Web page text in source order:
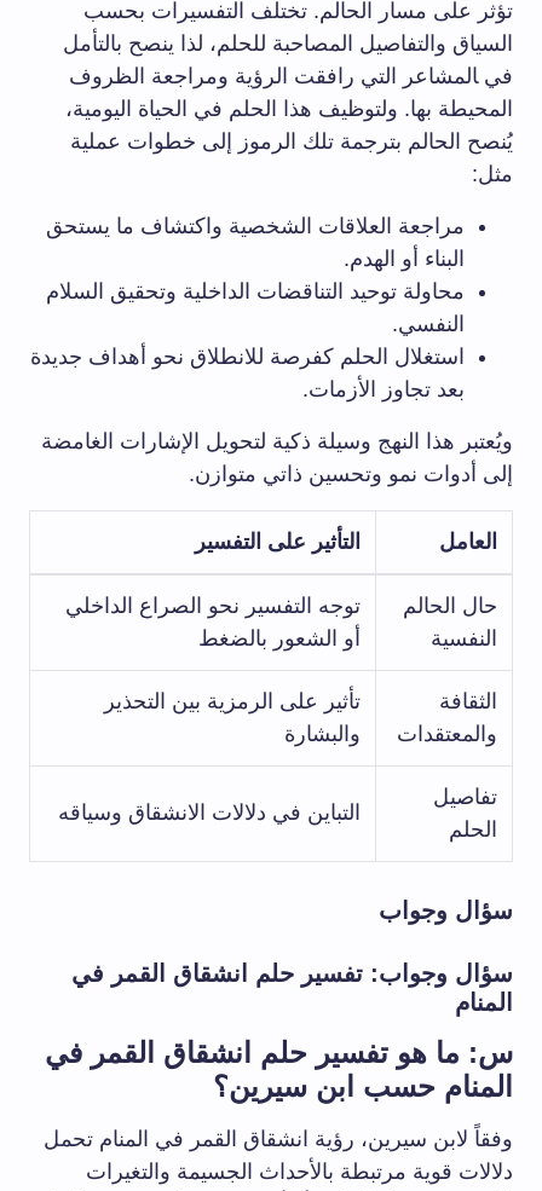
⁢تؤثر على مسار الحالم. تختلف التفسيرات بحسب
⁤السياق والتفاصيل ⁢المصاحبة للحلم، لذا ينصح بالتأمل
في ‍المشاعر التي رافقت الرؤية ومراجعة الظروف
⁢المحيطة بها. ولتوظيف هذا الحلم في الحياة ⁢اليومية،
يُنصح الحالم بترجمة ⁤تلك الرموز إلى خطوات عملية
مثل:
مراجعة العلاقات الشخصية واكتشاف ما يستحق
البناء أو الهدم.
محاولة توحيد التناقضات الداخلية وتحقيق السلام
النفسي.
استغلال الحلم⁢ كفرصة للانطلاق⁣ نحو أهداف جديدة​
بعد تجاوز الأزمات.
ويُعتبر هذا النهج وسيلة ذكية لتحويل الإشارات الغامضة
إلى أدوات نمو وتحسين ذاتي متوازن.
العامل التأثير ⁤على التفسير
حال ⁤الحالم ​
النفسية
توجه⁣ التفسير نحو الصراع الداخلي
أو الشعور بالضغط
الثقافة
والمعتقدات
تأثير على الرمزية بين التحذير
والبشارة
تفاصيل⁣
الحلم
التباين في دلالات ⁤الانشقاق وسياقه
سؤال وجواب
سؤال وجواب: تفسير حلم انشقاق القمر في
المنام
س: ما⁣ هو تفسير حلم انشقاق القمر في
المنام حسب ابن سيرين؟
وفقاً ‌لابن سيرين، رؤية انشقاق القمر في المنام تحمل
دلالات قوية مرتبطة بالأحداث الجسيمة والتغيرات